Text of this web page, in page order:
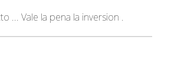
... Vale la pena la inversion .